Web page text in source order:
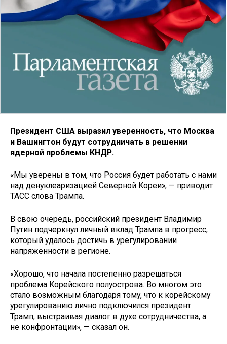
Президент США выразил уверенность, что Москва
и Вашингтон будут сотрудничать в решении
ядерной проблемы КНДР.
«Мы уверены в том, что Россия будет работать с нами
над денуклеаризацией Северной Кореи», — приводит
ТАСС слова Трампа.
В свою очередь, российский президент Владимир
Путин подчеркнул личный вклад Трампа в прогресс,
который удалось достичь в урегулировании
напряжённости в регионе.
«Хорошо, что начала постепенно разрешаться
проблема Корейского полуострова. Во многом это
стало возможным благодаря тому, что к корейскому
урегулированию лично подключился президент
Трамп, выстраивая диалог в духе сотрудничества, а
не конфронтации», — сказал он.